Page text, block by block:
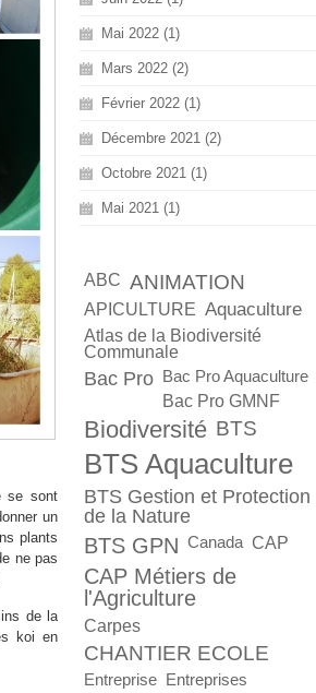
se sont
un
plants
ne pas
de la
koi en
Mai 2022 (1)
Mars 2022 (2)
Février 2022 (1)
Décembre 2021 (2)
Octobre 2021 (1)
Mai 2021 (1)
ABC ANIMATION
APICULTURE Aquaculture
Atlas de la Biodiversité
Communale
Bac Pro Bac Pro Aquaculture
Bac Pro GMNF
Biodiversité BTS
BTS Aquaculture
BTS Gestion et Protection
de la Nature
BTS GPN Canada CAP
CAP Métiers de
l'Agriculture
Carpes
CHANTIER ECOLE
Entreprise Entreprises